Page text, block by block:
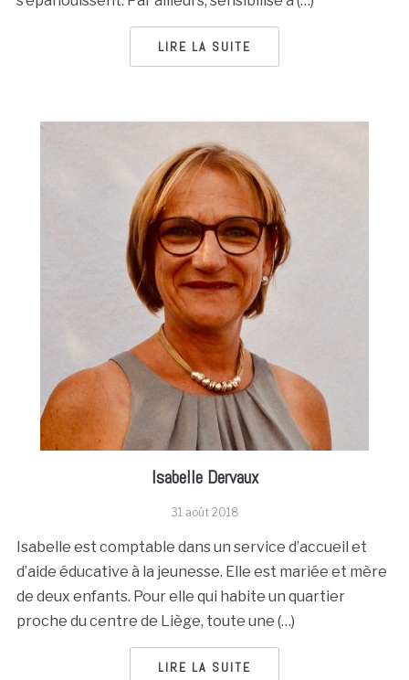
LIRE LA SUITE
Isabelle Dervaux
31 août 2018
Isabelle est comptable dans un service d’accueil et
d’aide éducative à la jeunesse. Elle est mariée et mère
de deux enfants. Pour elle qui habite un quartier
proche du centre de Liège, toute une (…)
LIRE LA SUITE